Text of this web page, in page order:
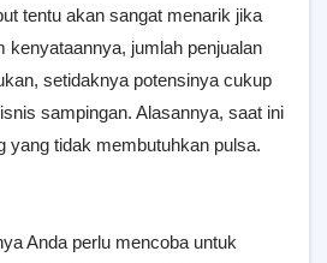
tentu akan sangat menarik jika
kenyataannya, jumlah penjualan
setidaknya potensinya cukup
sampingan. Alasannya, saat ini
yang tidak membutuhkan pulsa.
Anda perlu mencoba untuk